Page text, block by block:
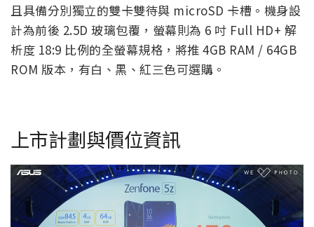
且具備分別獨立的雙卡雙待與 microSD 卡槽。機身設
計為前後 2.5D 玻璃包覆，螢幕則為 6 吋 Full HD+ 解
析度 18:9 比例的全螢幕規格，將推 4GB RAM / 64GB
ROM 版本，有白、黑、紅三色可選購。
上市計劃與價位資訊